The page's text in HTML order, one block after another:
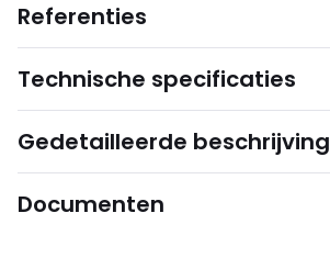
Referenties
Technische specificaties
Gedetailleerde beschrijving
Documenten